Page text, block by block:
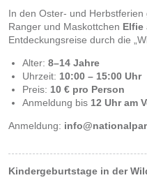
In den Oster- und
Ranger und Maskottchen Elfie
Entdeckungsreise durch die
Alter: 8–14 Jahre
Uhrzeit: 10:00 – 15:00 Uhr
Preis: 10 € pro Person
Anmeldung bis 12 Uhr am
Anmeldung:
Kindergeburtstage in der